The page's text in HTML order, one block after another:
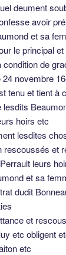
deument
avoir
et sa
le principal
de
novembre
tenu et tient à
lesdits
hoirs etc
lesdites
rescoussés et
leurs
et sa
dudit
et
etc obligent
etc